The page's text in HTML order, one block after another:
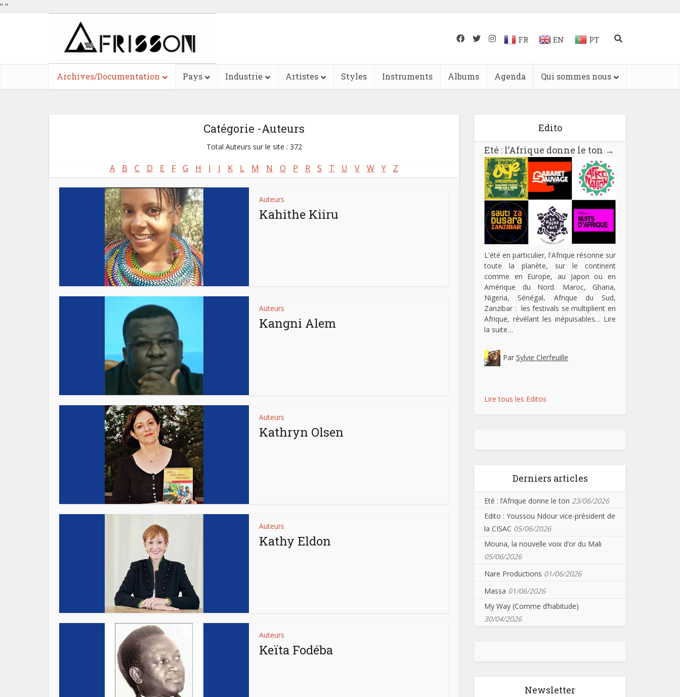
" "
FR EN PT
Archives/Documentation Pays Industrie Artistes Styles Instruments Albums Agenda Qui sommes nous
Catégorie -Auteurs
Total Auteurs sur le site : 372
A B C D E F G H I J K L M N O P R S T U V W Y Z
Auteurs
Kahithe Kiiru
Auteurs
Kangni Alem
Auteurs
Kathryn Olsen
Auteurs
Kathy Eldon
Auteurs
Keïta Fodéba
Edito
Eté : l’Afrique donne le ton →
L'été en particulier, l'Afrique résonne sur
toute la planète, sur le continent
comme en Europe, au Japon ou en
Amérique du Nord. Maroc, Ghana,
Nigeria, Sénégal, Afrique du Sud,
Zanzibar : les festivals se multiplient en
Afrique, révélant les inépuisables… Lire
la suite…
Par Sylvie Clerfeuille
Lire tous les Editos
Derniers articles
Eté : l’Afrique donne le ton 23/06/2026
Edito : Youssou Ndour vice-président de
la CISAC 05/06/2026
Mouna, la nouvelle voix d’or du Mali
05/06/2026
Nare Productions 01/06/2026
Massa 01/06/2026
My Way (Comme d’habitude)
30/04/2026
Newsletter